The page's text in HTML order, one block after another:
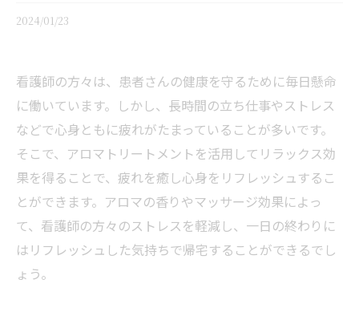
2024/01/23
看護師の方々は、患者さんの健康を守るために毎日懸命
に働いています。しかし、長時間の立ち仕事やストレス
などで心身ともに疲れがたまっていることが多いです。
そこで、アロマトリートメントを活用してリラックス効
果を得ることで、疲れを癒し心身をリフレッシュするこ
とができます。アロマの香りやマッサージ効果によっ
て、看護師の方々のストレスを軽減し、一日の終わりに
はリフレッシュした気持ちで帰宅することができるでし
ょう。